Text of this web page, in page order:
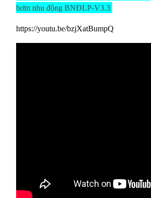
bơm nhu động BNĐLP-V3.3
https://youtu.be/bzjXatBumpQ